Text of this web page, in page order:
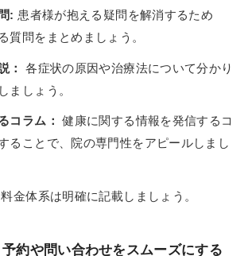
: 患者様が抱える疑問を解消するため
質問をまとめましょう。
：
各症状の原因や治療法について分かり
ましょう。
コラム： 健康に関する情報を発信するコ
ることで、院の専門性をアピールしまし
料金体系は明確に記載しましょう。
約や問い合わせをスムーズにする